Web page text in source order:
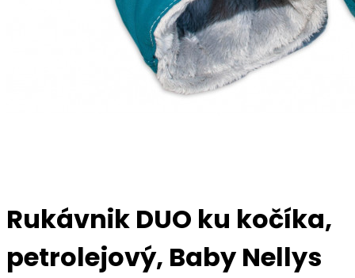
Rukávnik DUO ku kočíka,
petrolejový, Baby Nellys